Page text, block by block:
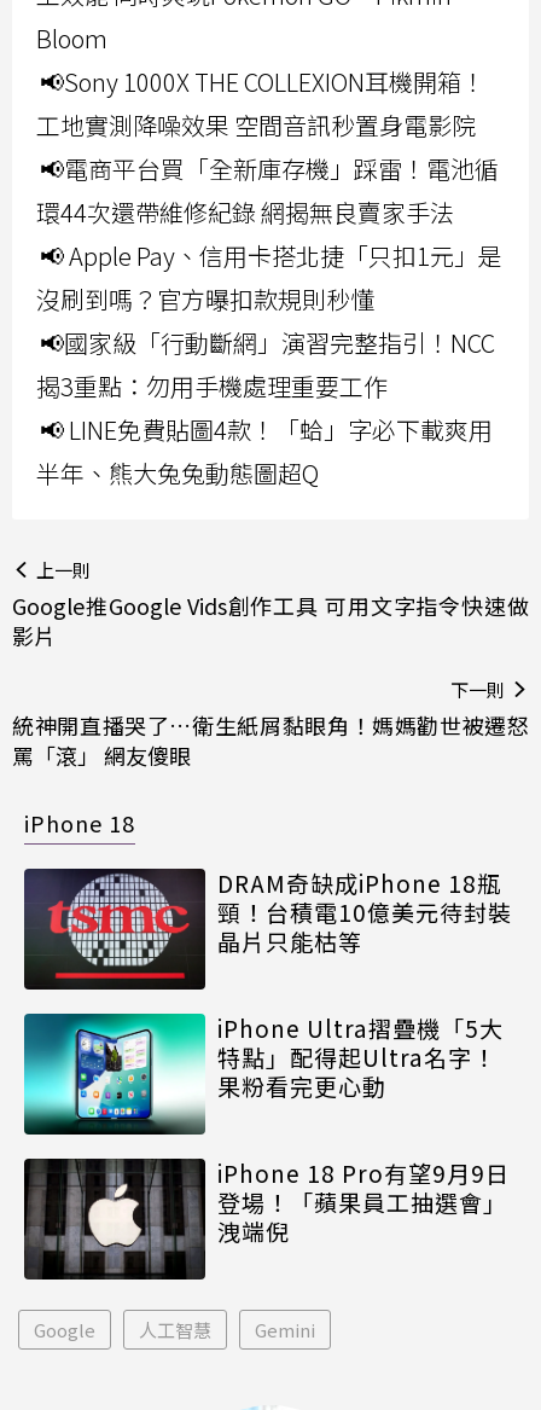
Bloom
📢Sony 1000X THE COLLEXION耳機開箱！
工地實測降噪效果 空間音訊秒置身電影院
📢電商平台買「全新庫存機」踩雷！電池循
環44次還帶維修紀錄 網揭無良賣家手法
📢 Apple Pay、信用卡搭北捷「只扣1元」是
沒刷到嗎？官方曝扣款規則秒懂
📢國家級「行動斷網」演習完整指引！NCC
揭3重點：勿用手機處理重要工作
📢 LINE免費貼圖4款！「蛤」字必下載爽用
半年、熊大兔兔動態圖超Q
上一則
Google推Google Vids創作工具 可用文字指令快速做
影片
下一則
統神開直播哭了…衛生紙屑黏眼角！媽媽勸世被遷怒
罵「滾」 網友傻眼
iPhone 18
DRAM奇缺成iPhone 18瓶
頸！台積電10億美元待封裝
晶片只能枯等
iPhone Ultra摺疊機「5大
特點」配得起Ultra名字！
果粉看完更心動
iPhone 18 Pro有望9月9日
登場！「蘋果員工抽選會」
洩端倪
Google 人工智慧 Gemini